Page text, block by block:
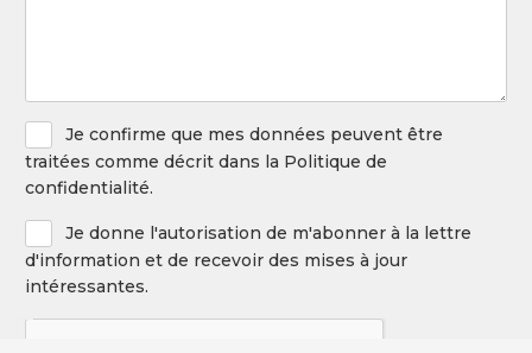
Privacy
Policy
Je confirme que mes données peuvent être
traitées comme décrit dans la Politique de
confidentialité.
Newsletter
Je donne l'autorisation de m'abonner à la lettre
d'information et de recevoir des mises à jour
intéressantes.